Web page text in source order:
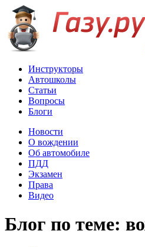
Инструкторы
Автошколы
Статьи
Вопросы
Блоги
Новости
О вождении
Об автомобиле
ПДД
Экзамен
Права
Видео
Блог по теме: